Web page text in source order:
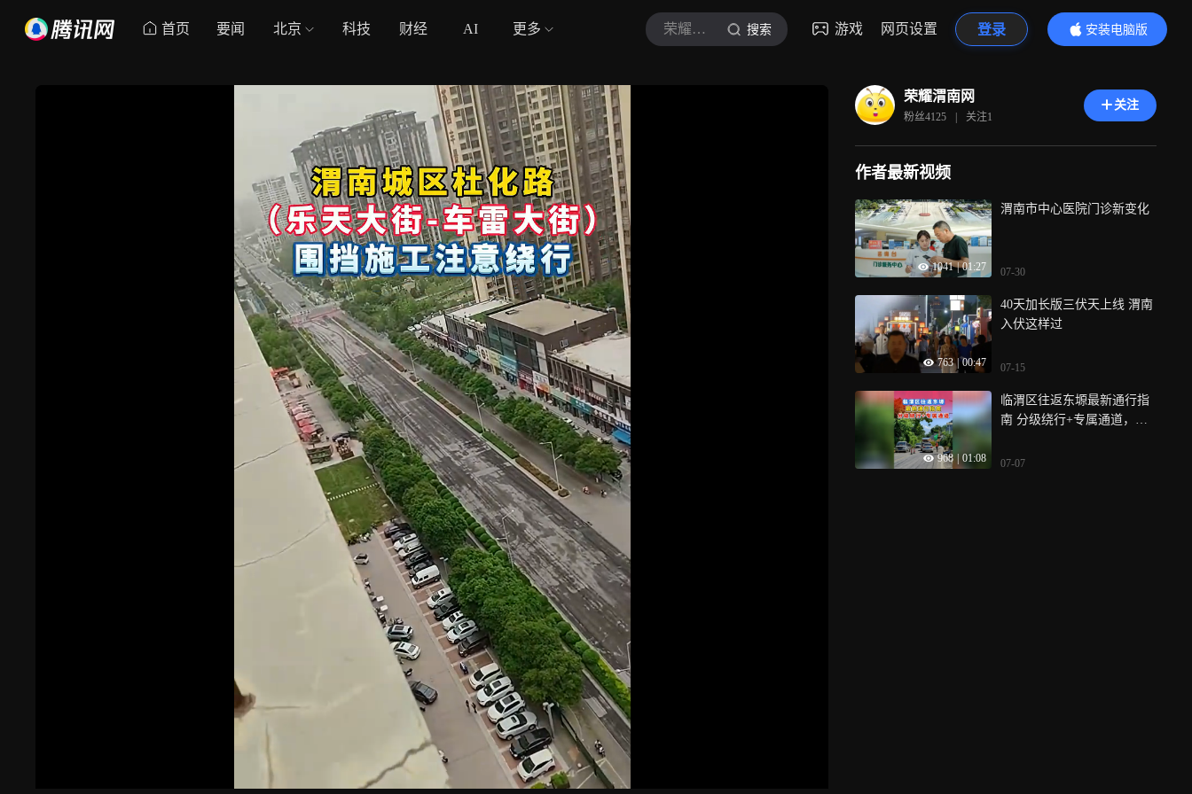
首页 要闻 北京 科技 财经 AI 更多 荣耀渭南网 搜索 游戏 网页设置 登录
安装电脑版
内容更精彩
荣耀渭南网
粉丝4125 | 关注1
关注
作者最新视频
1041 | 01:27
渭南市中心医院门诊新变化
07-30
763 00:47
40天加长版三伏天上线 渭南
入伏这样过
07-15
968 01:08
临渭区往返东塬最新通行指
南 分级绕行+专属通道，保
效
07-07